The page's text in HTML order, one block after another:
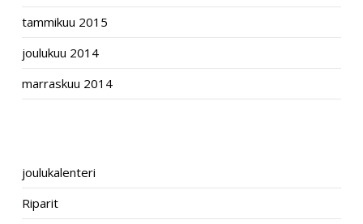
tammikuu 2015
joulukuu 2014
marraskuu 2014
joulukalenteri
Riparit